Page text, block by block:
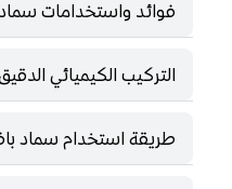
فوائد واستخدامات سماد
التركيب الكيميائي
طريقة استخدام سماد